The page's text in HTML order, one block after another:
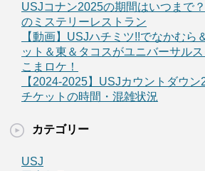
USJコナン2025の期間はいつまで
のミステリーレストラン
【動画】USJハチミツ!!でなかむら
ット＆東＆タコスがユニバーサル
こまロケ！
【2024-2025】USJカウントダウ
チケットの時間・混雑状況
カテゴリー
USJ